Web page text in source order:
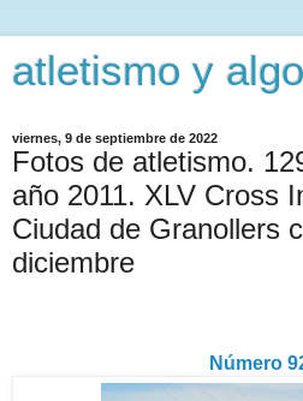
atletismo y
viernes, 9 de septiembre de 2022
Fotos de atletismo.
año 2011. XLV Cross
Ciudad de Granollers
diciembre
Número